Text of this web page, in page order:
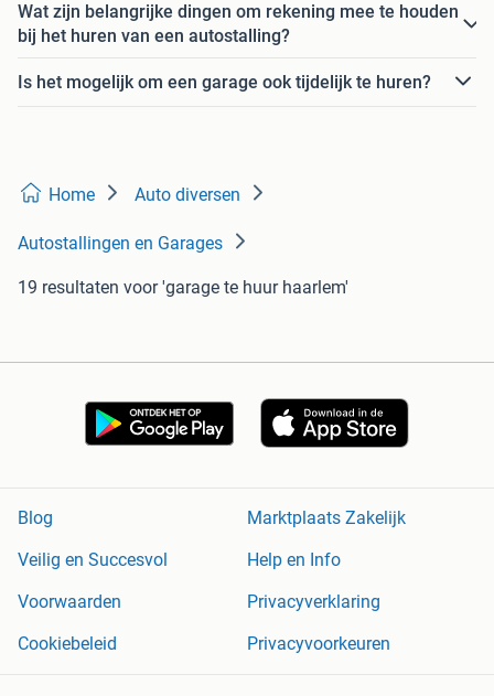
Wat zijn belangrijke dingen om rekening mee te houden
bij het huren van een autostalling?
Is het mogelijk om een garage ook tijdelijk te huren?
Home Auto diversen
Autostallingen en Garages
19 resultaten voor 'garage te huur haarlem'
Blog
Marktplaats Zakelijk
Veilig en Succesvol
Help en Info
Voorwaarden
Privacyverklaring
Cookiebeleid
Privacyvoorkeuren